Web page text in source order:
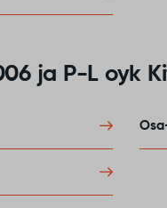
ja P-L oyk